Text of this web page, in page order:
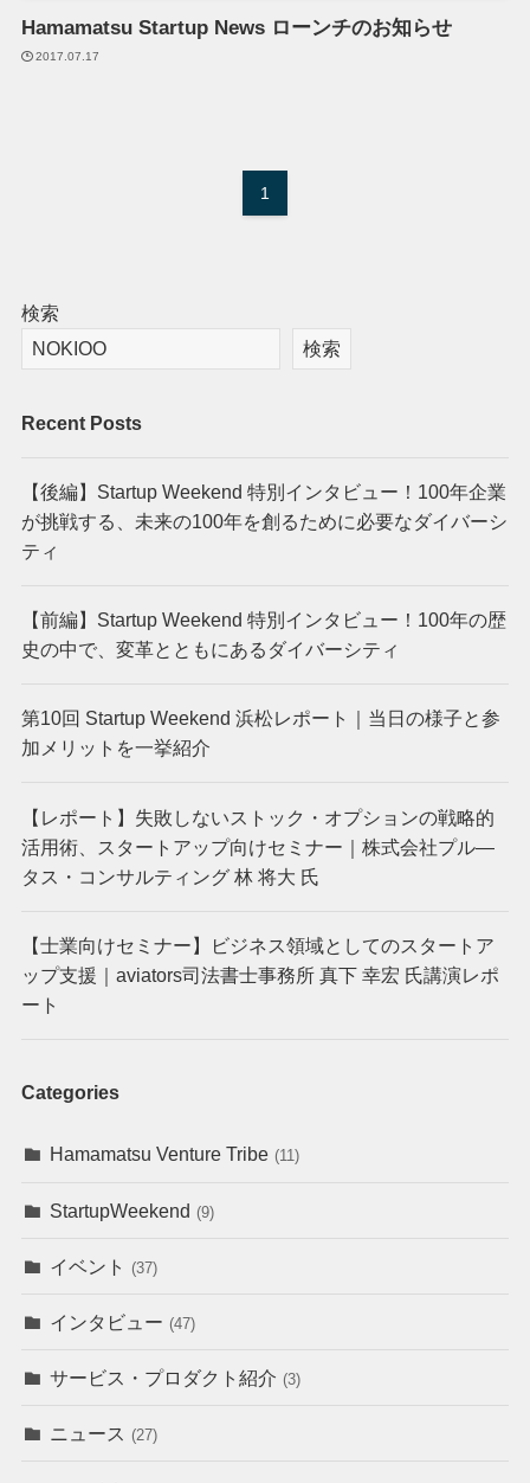
Hamamatsu Startup News ローンチのお知らせ
2017.07.17
1
検索
検索
Recent Posts
【後編】Startup Weekend 特別インタビュー！100年企業
が挑戦する、未来の100年を創るために必要なダイバーシ
ティ
【前編】Startup Weekend 特別インタビュー！100年の歴
史の中で、変革とともにあるダイバーシティ
第10回 Startup Weekend 浜松レポート｜当日の様子と参
加メリットを一挙紹介
【レポート】失敗しないストック・オプションの戦略的
活用術、スタートアップ向けセミナー｜株式会社プル―
タス・コンサルティング 林 将大 氏
【士業向けセミナー】ビジネス領域としてのスタートア
ップ支援｜aviators司法書士事務所 真下 幸宏 氏講演レポ
ート
Categories
Hamamatsu Venture Tribe (11)
StartupWeekend (9)
イベント (37)
インタビュー (47)
サービス・プロダクト紹介 (3)
ニュース (27)